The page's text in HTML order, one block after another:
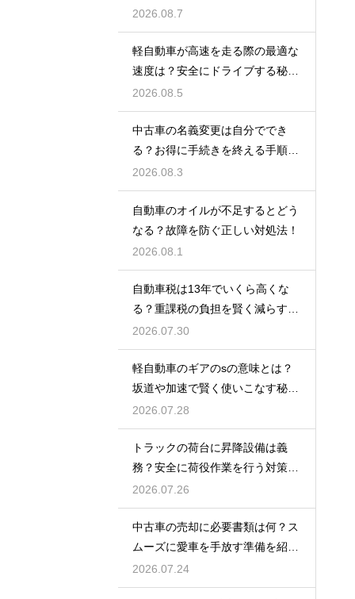
方！
2026.08.7
軽自動車が高速を走る際の最適な
速度は？安全にドライブする秘
訣！
2026.08.5
中古車の名義変更は自分ででき
る？お得に手続きを終える手順を
解説
2026.08.3
自動車のオイルが不足するとどう
なる？故障を防ぐ正しい対処法！
2026.08.1
自動車税は13年でいくら高くな
る？重課税の負担を賢く減らす秘
訣
2026.07.30
軽自動車のギアのsの意味とは？
坂道や加速で賢く使いこなす秘
訣！
2026.07.28
トラックの荷台に昇降設備は義
務？安全に荷役作業を行う対策を
紹介
2026.07.26
中古車の売却に必要書類は何？ス
ムーズに愛車を手放す準備を紹
介！
2026.07.24